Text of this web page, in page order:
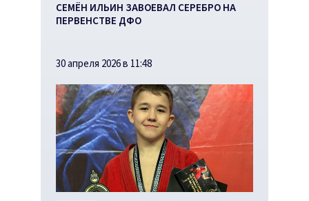
СЕМЁН ИЛЬИН ЗАВОЕВАЛ СЕРЕБРО НА
ПЕРВЕНСТВЕ ДФО
30 апреля 2026 в 11:48